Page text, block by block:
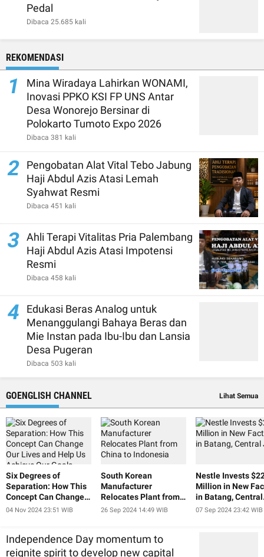
Pedal
Dibaca 25.685 kali
REKOMENDASI
1
Mina Wiradaya Lahirkan WONAMI,
Inovasi PPKO KSI FP UNS Antar
Desa Wonorejo Bersinar di
Polokarto Tumoto Expo 2026
Dibaca 381 kali
2
Pengobatan Alat Vital Tebo Jabung
Haji Abdul Azis Atasi Lemah
Syahwat Resmi
Dibaca 451 kali
3 Ahli Terapi Vitalitas Pria Palembang
Haji Abdul Azis Atasi Impotensi
Resmi
Dibaca 458 kali
4
Edukasi Beras Analog untuk
Menanggulangi Bahaya Beras dan
Mie Instan pada Ibu-Ibu dan Lansia
Desa Pugeran
Dibaca 503 kali
GOENGLISH CHANNEL Lihat Semua
Six Degrees of
Separation: How This
Concept Can Change
Our Lives and Help Us
04 Nov 2024 23:51 WIB
South Korean
Manufacturer
Relocates Plant from
China to Indonesia
26 Sep 2024 14:49 WIB
Nestle Invests
Million in New
in Batang, Central
Java
07 Sep 2024 23:42 WIB
Independence Day momentum to
reignite spirit to develop new capital